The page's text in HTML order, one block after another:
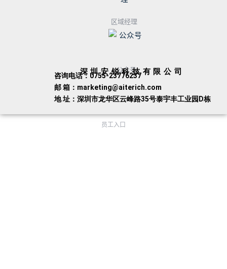
区域经理
公众号
深圳安锐科技有限公司
咨询电话：0755-23776237
邮 箱：marketing@aiterich.com
地 址：深圳市龙华区云峰路35号泰宇丰工业园D栋
员工入口